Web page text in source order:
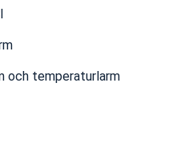
och temperaturlarm